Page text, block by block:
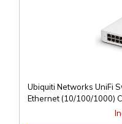
Ubiquiti Networks UniFi
Ethernet (10/100/1000)